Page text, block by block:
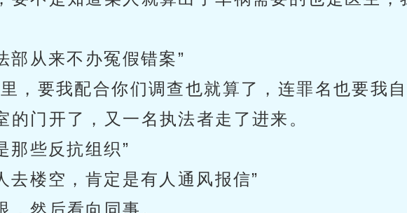
部从来不办冤假错案”
，要我配合你们调查也就算了，连罪名也要我
门开了，又一名执法者走了进来。
那些反抗组织”
去楼空，肯定是有人通风报信”
然后看向同事。